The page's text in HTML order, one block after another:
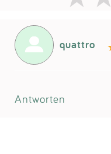
quattro
Antworten